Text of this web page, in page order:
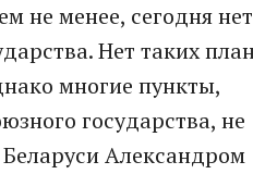
не менее, сегодня нет
Нет таких
многие пункты,
государства, не
Александром